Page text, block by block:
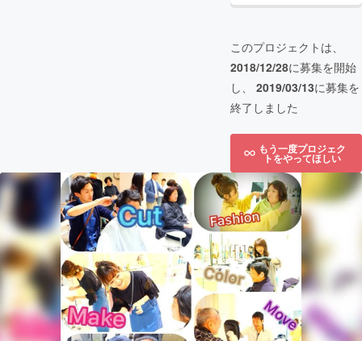
このプロジェクトは、
2018/12/28に募集を開始
し、 2019/03/13に募集を
終了しました
もう一度プロジェク
トをやってほしい